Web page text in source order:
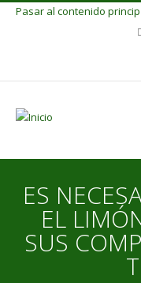
Pasar al contenido
ES
EL
SUS